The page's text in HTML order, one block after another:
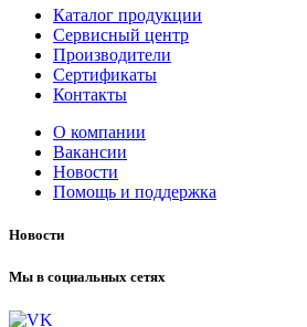
Каталог продукции
Сервисный центр
Производители
Сертификаты
Контакты
О компании
Вакансии
Новости
Помощь и поддержка
Новости
Мы в социальных сетях